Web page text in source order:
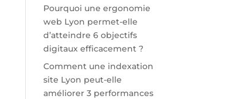
Pourquoi une ergonomie
web Lyon permet-elle
d’atteindre 6 objectifs
digitaux efficacement ?
Comment une indexation
site Lyon peut-elle
améliorer 3 performances